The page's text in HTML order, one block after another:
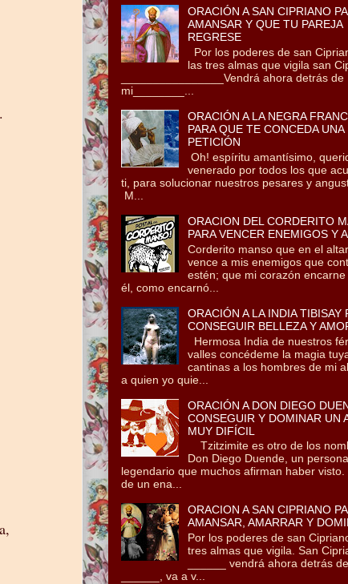
ORACIÓN A SAN CIPRIANO
AMANSAR Y QUE TU PAREJA
REGRESE
Por los poderes de san
las tres almas que vigila san
________________Vendrá ahora detrás de
mi________...
ORACIÓN A LA NEGRA
PARA QUE TE CONCEDA UNA
PETICIÓN
Oh! espíritu amantísimo,
venerado por todos los que
ti, para solucionar nuestros pesares y
M...
ORACION DEL CORDERITO
PARA VENCER ENEMIGOS Y
Corderito manso que en el
vence a mis enemigos que
estén; que mi corazón
él, como encarnó...
ORACIÓN A LA INDIA TIBISAY
CONSEGUIR BELLEZA Y
Hermosa India de nuestros
valles concédeme la magia
cantinas a los hombres de mi
a quien yo quie...
ORACIÓN A DON DIEGO
CONSEGUIR Y DOMINAR UN
MUY DIFÍCIL
Tzitzimite es otro de los
Don Diego Duende, un
legendario que muchos afirman haber visto.
de un ena...
ORACION A SAN CIPRIANO
AMANSAR, AMARRAR Y
Por los poderes de san
tres almas que vigila. San
______ vendrá ahora detrás
______, va a v...